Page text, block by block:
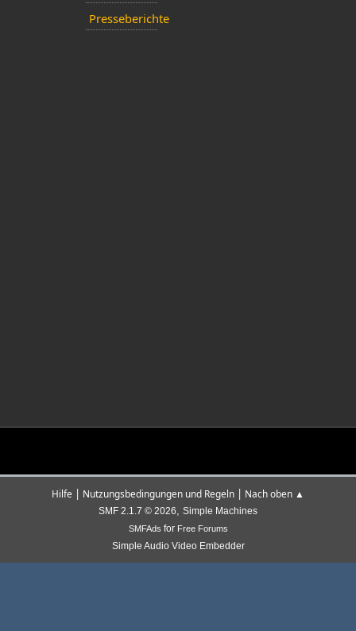
Presseberichte
Hilfe | Nutzungsbedingungen und Regeln | Nach oben ▲
SMF 2.1.7 © 2026, Simple Machines
SMFAds for Free Forums
Simple Audio Video Embedder